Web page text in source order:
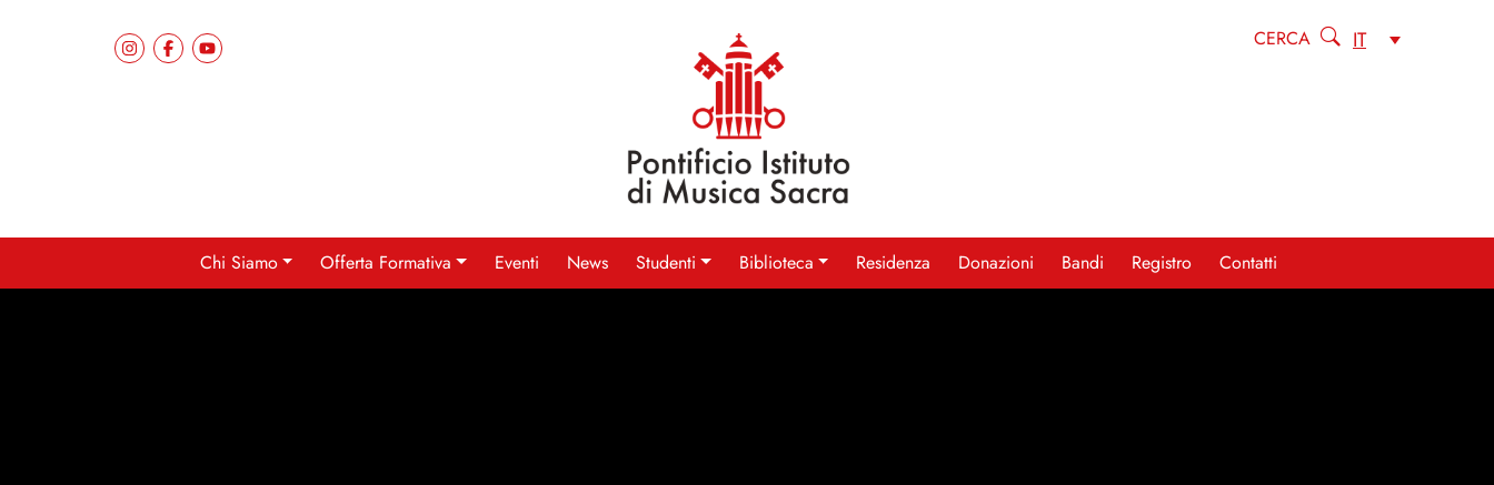
CERCA IT
Chi Siamo Offerta Formativa Eventi News Studenti Biblioteca Residenza Donazioni Bandi Registro Contatti